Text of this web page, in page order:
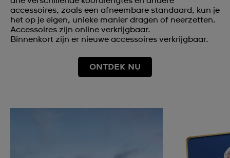
accessoires, zoals een afneembare standaard, kun je
het op je eigen, unieke manier dragen of neerzetten.
Accessoires zijn online verkrijgbaar.
Binnenkort zijn er nieuwe accessoires verkrijgbaar.
ONTDEK NU